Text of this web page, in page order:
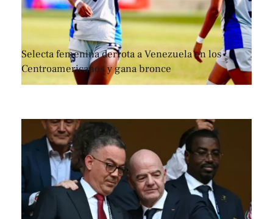
Selecta femenina derrota a Venezuela en los
Centroamericanos y gana bronce